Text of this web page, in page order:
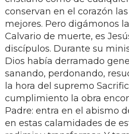
conservan en el corazón
mejores. Pero digámonos
Calvario de muerte, es
discípulos. Durante su
Dios había derramado
sanando, perdonando,
la hora del supremo
cumplimiento la obra
Padre: entra en el abismo
en estas calamidades de